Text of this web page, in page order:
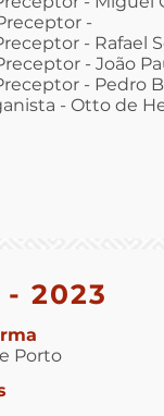
-
- Rafael
- João
- Pedro
- Otto de
- 2023
Porto